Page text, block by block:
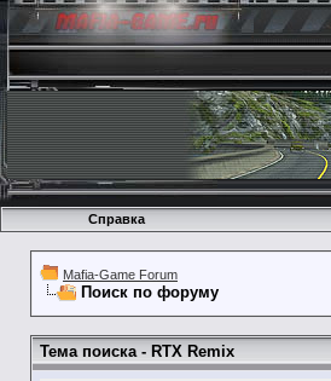
Справка
Mafia-Game Forum
Поиск по форуму
Тема поиска - RTX Remix